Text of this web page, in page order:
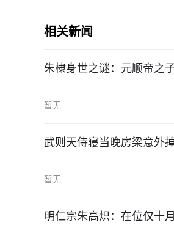
相关新闻
朱棣身世之谜：元顺帝之
暂无
武则天侍寝当晚房梁意外
暂无
明仁宗朱高炽：在位仅十